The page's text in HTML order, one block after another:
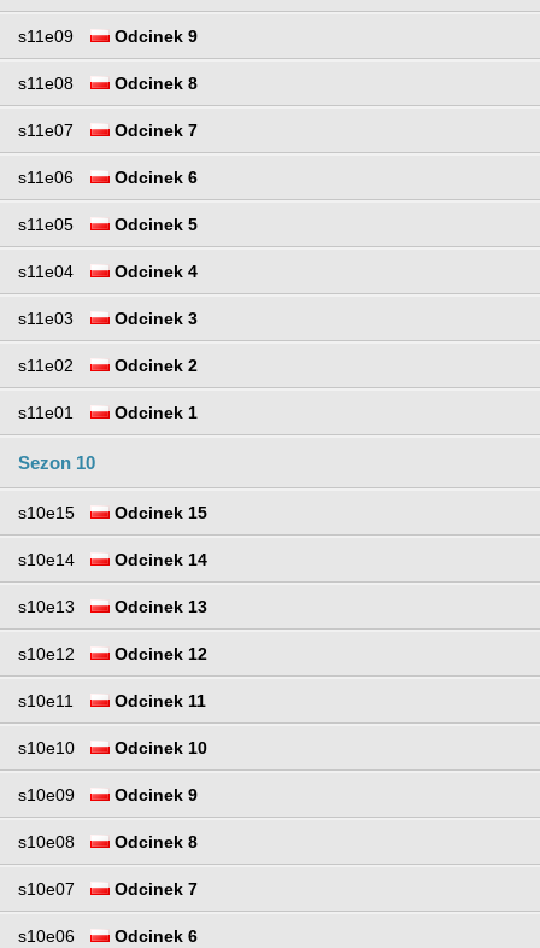
s11e09 Odcinek 9
s11e08 Odcinek 8
s11e07 Odcinek 7
s11e06 Odcinek 6
s11e05 Odcinek 5
s11e04 Odcinek 4
s11e03 Odcinek 3
s11e02 Odcinek 2
s11e01 Odcinek 1
Sezon 10
s10e15 Odcinek 15
s10e14 Odcinek 14
s10e13 Odcinek 13
s10e12 Odcinek 12
s10e11 Odcinek 11
s10e10 Odcinek 10
s10e09 Odcinek 9
s10e08 Odcinek 8
s10e07 Odcinek 7
s10e06 Odcinek 6